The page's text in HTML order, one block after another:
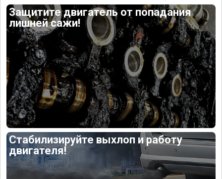
Защитите двигатель от попадания
лишней сажи!
Стабилизируйте выхлоп и работу
двигателя!